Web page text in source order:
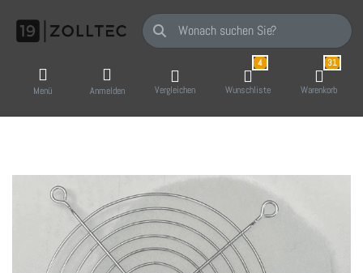
Geben Sie einen Suchbegriff ein. Während
Menü Anmelden Vergleichen
4
Wunschliste
31
Warenkorb